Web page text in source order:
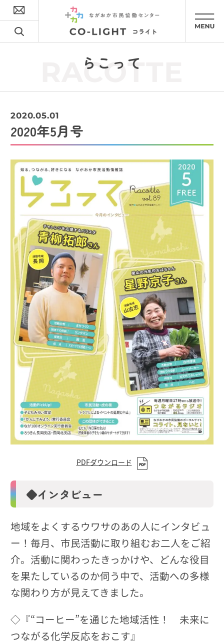
らこって
RACOTTE
2020.05.01
2020年5月号
PDFダウンロード
◆インタビュー
地域をよくするウワサのあの人にインタビュ
ー！毎月、市民活動に取り組むお二人をご紹
介。活動に関わったきっかけや、どんな役目
を果たしているのか伺う中で、活動への多様
な関わり方が見えてきました。
◇『“コーヒー”を通じた地域活性！ 未来に
つながる化学反応をおこす』